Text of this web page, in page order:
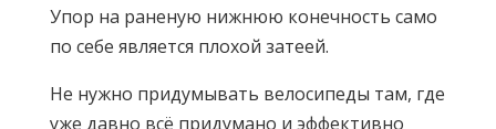
Упор на раненую нижнюю конечность само
по себе является плохой затеей.
Не нужно придумывать велосипеды там, где
уже давно всё придумано и эффективно